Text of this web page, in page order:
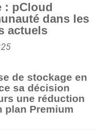
: pCloud
dans les
actuels
de stockage en
sa décision
une réduction
plan Premium